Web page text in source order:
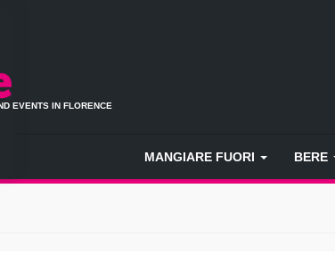
EVENTS IN FLORENCE
MANGIARE FUORI BERE